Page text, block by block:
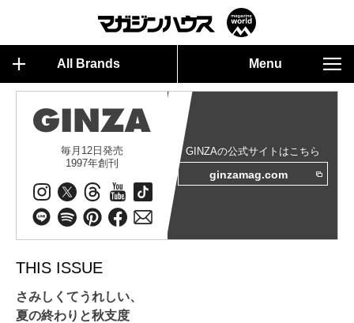
All Brands Menu
毎月12日発売
1997年創刊
GINZAの公式サイトはこちら
ginzamag.com
THIS ISSUE
さみしくてうれしい、
夏の終わりと秋支度